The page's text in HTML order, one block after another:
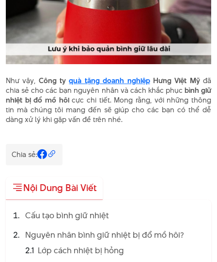
Như vậy, Công tyquà tặng doanh nghiệpHưng Việt Mỹđã
chia sẻ cho các bạn nguyên nhân và cách khắc phục bình giữ
nhiệt bị đổ mồ hôicực chi tiết. Mong rằng, với những thông
tin mà chúng tôi mang đến sẽ giúp cho các bạn có thể dễ
dàng xử lý khi gặp vấn đề trên nhé.
Chia sẻ:
Nội Dung Bài Viết
Cấu tạo bình giữ nhiệt
Nguyên nhân bình giữ nhiệt bị đổ mồ hôi?
2.1 Lớp cách nhiệt bị hỏng